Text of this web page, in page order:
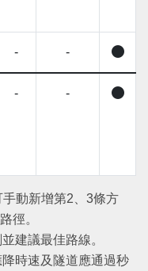
- -
- -
動新增第2、3條方
徑。
建議最佳路線。
時速及隧道應通過秒